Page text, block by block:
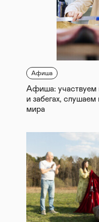
Афиша
Афиша: участвуем
и забегах,
мира